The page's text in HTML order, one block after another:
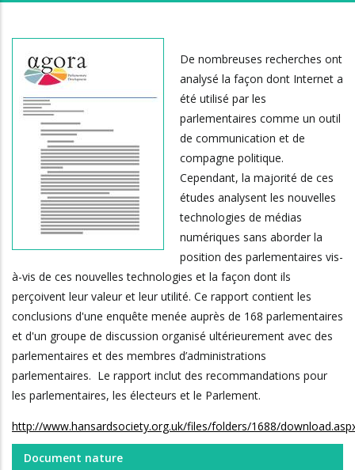
De nombreuses recherches ont
analysé la façon dont Internet a
été utilisé par les
parlementaires comme un outil
de communication et de
compagne politique.
Cependant, la majorité de ces
études analysent les nouvelles
technologies de médias
numériques sans aborder ​​la
position des parlementaires vis-
à-vis de ces nouvelles technologies et la façon dont ils
perçoivent leur valeur et leur utilité. Ce rapport contient les
conclusions d'une enquête menée auprès de 168 parlementaires
et d'un groupe de discussion organisé ultérieurement avec des
parlementaires et des membres d’administrations
parlementaires. Le rapport inclut des recommandations pour
les parlementaires, les électeurs et le Parlement.
http://www.hansardsociety.org.uk/files/folders/1688/
Document nature